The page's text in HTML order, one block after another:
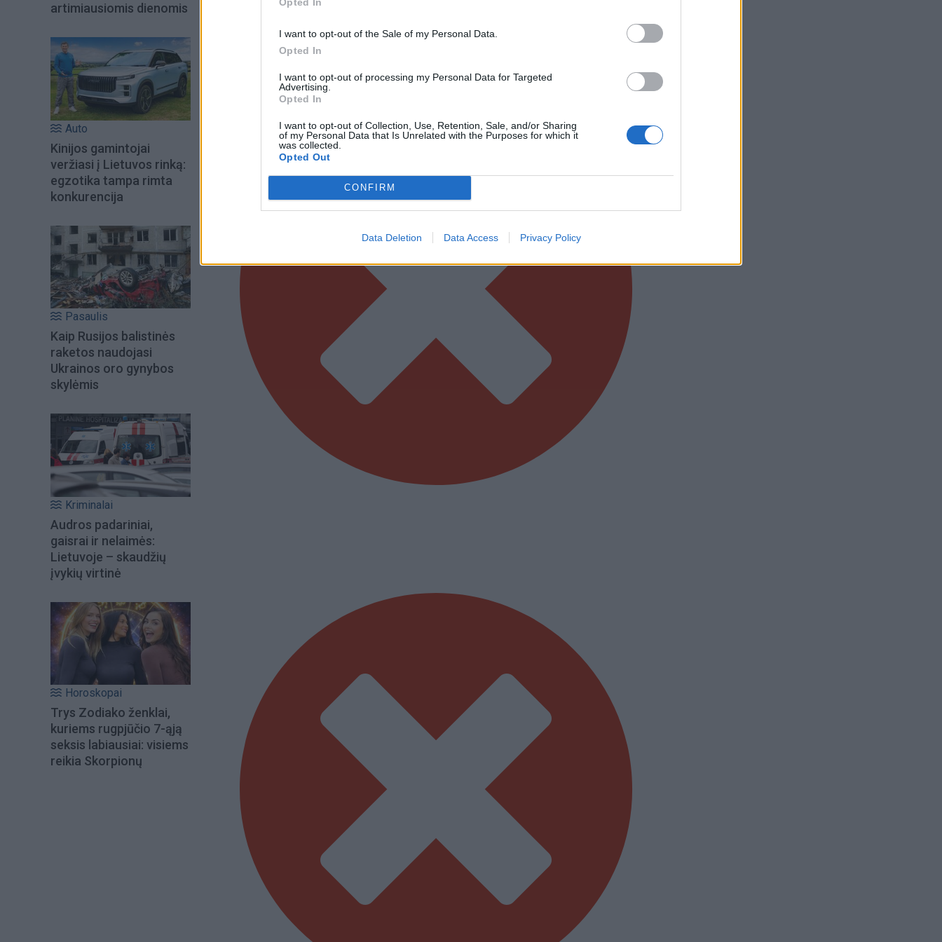
I want to opt-out of the Sale of my Personal Data.
Opted In
I want to opt-out of processing my Personal Data for Targeted
Advertising.
Opted In
I want to opt-out of Collection, Use, Retention, Sale, and/or Sharing
of my Personal Data that Is Unrelated with the Purposes for which it
was collected.
Opted Out
CONFIRM
Data Deletion Data Access Privacy Policy
artimiausiomis dienomis
Auto
Kinijos gamintojai
veržiasi į Lietuvos rinką:
egzotika tampa rimta
konkurencija
Pasaulis
Kaip Rusijos balistinės
raketos naudojasi
Ukrainos oro gynybos
skylėmis
Kriminalai
Audros padariniai,
gaisrai ir nelaimės:
Lietuvoje – skaudžių
įvykių virtinė
Horoskopai
Trys Zodiako ženklai,
kuriems rugpjūčio 7-ąją
seksis labiausiai: visiems
reikia Skorpionų